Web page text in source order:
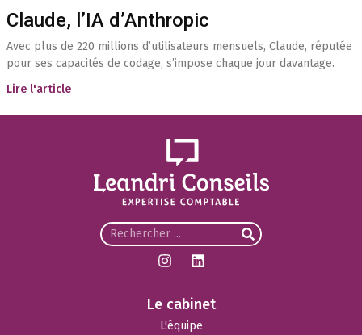
Claude, l’IA d’Anthropic
Avec plus de 220 millions d’utilisateurs mensuels, Claude, réputée
pour ses capacités de codage, s’impose chaque jour davantage.
Lire l'article
Le cabinet
L'équipe